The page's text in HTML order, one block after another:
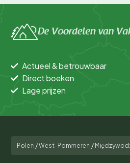
De Voordelen van
Actueel & betrouwbaar
Direct boeken
Lage prijzen
Polen /West-Pommeren /